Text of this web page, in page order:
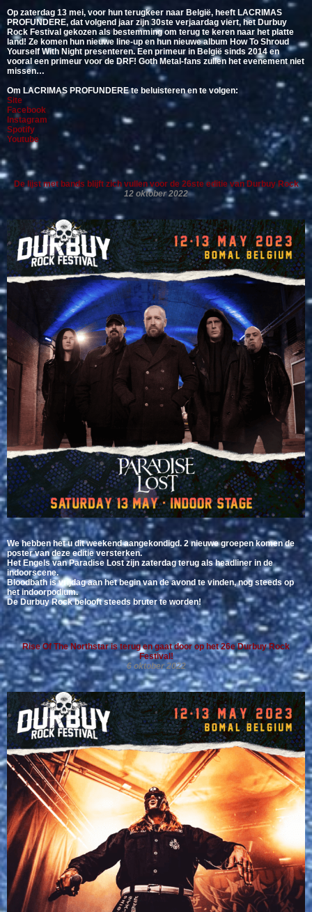
Op zaterdag 13 mei, voor hun terugkeer naar België, heeft LACRIMAS
PROFUNDERE, dat volgend jaar zijn 30ste verjaardag viert, het Durbuy
Rock Festival gekozen als bestemming om terug te keren naar het platte
land! Ze komen hun nieuwe line-up en hun nieuwe album How To Shroud
Yourself With Night presenteren. Een primeur in België sinds 2014 en
vooral een primeur voor de DRF! Goth Metal-fans zullen het evenement niet
missen…
Om LACRIMAS PROFUNDERE te beluisteren en te volgen:
Site
Facebook
Instagram
Spotify
Youtube
De lijst met bands blijft zich vullen voor de 26ste editie van Durbuy Rock
12 oktober 2022
We hebben het u dit weekend aangekondigd. 2 nieuwe groepen komen de
poster van deze editie versterken.
Het Engels van Paradise Lost zijn zaterdag terug als headliner in de
indoorscene.
Bloodbath is vrijdag aan het begin van de avond te vinden, nog steeds op
het indoorpodium.
De Durbuy Rock belooft steeds bruter te worden!
Rise Of The Northstar is terug en gaat door op het 26e Durbuy Rock
Festival!
6 oktober 2022